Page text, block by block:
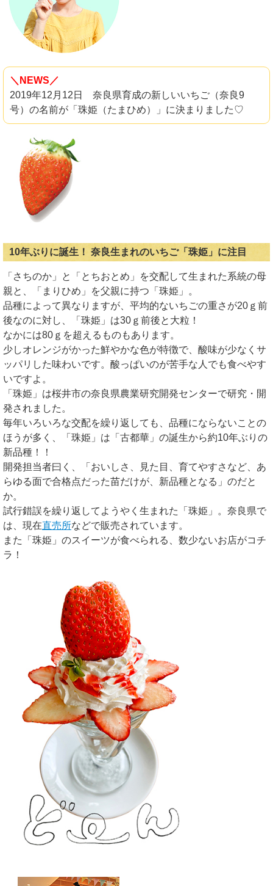
＼NEWS／
2019年12月12日 奈良県育成の新しいいちご（奈良9
号）の名前が「珠姫（たまひめ）」に決まりました♡
10年ぶりに誕生！ 奈良生まれのいちご「珠姫」に注目
「さちのか」と「とちおとめ」を交配して生まれた系統の母
親と、「まりひめ」を父親に持つ「珠姫」。
品種によって異なりますが、平均的ないちごの重さが20ｇ前
後なのに対し、「珠姫」は30ｇ前後と大粒！
なかには80ｇを超えるものもあります。
少しオレンジがかった鮮やかな色が特徴で、酸味が少なくサ
ッパリした味わいです。酸っぱいのが苦手な人でも食べやす
いですよ。
「珠姫」は桜井市の奈良県農業研究開発センターで研究・開
発されました。
毎年いろいろな交配を繰り返しても、品種にならないことの
ほうが多く、「珠姫」は「古都華」の誕生から約10年ぶりの
新品種！！
開発担当者曰く、「おいしさ、見た目、育てやすさなど、あ
らゆる面で合格点だった苗だけが、新品種となる」のだと
か。
試行錯誤を繰り返してようやく生まれた「珠姫」。奈良県で
は、現在直売所などで販売されています。
また「珠姫」のスイーツが食べられる、数少ないお店がコチ
ラ！